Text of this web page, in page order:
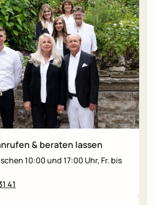
& beraten lassen
10:00 und 17:00 Uhr, Fr. bis
41